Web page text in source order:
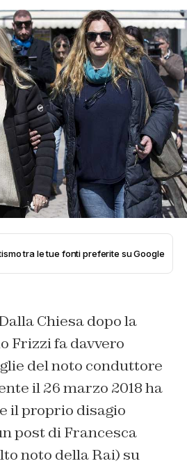
tra le tue fonti preferite su Google
Chiesa dopo la
Frizzi fa davvero
del noto conduttore
il 26 marzo 2018 ha
il proprio disagio
post di Francesca
noto della Rai) su